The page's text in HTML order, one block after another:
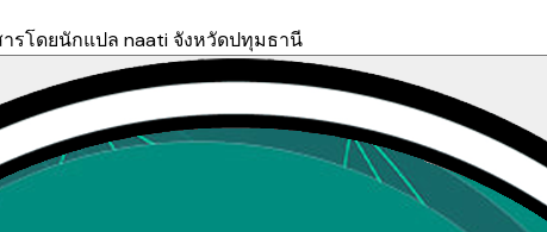
ารโดยนักแปล naati จังหวัดปทุมธานี